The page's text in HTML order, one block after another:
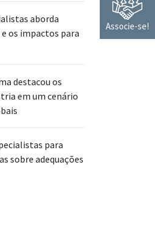
Associe-se!
aborda
os impactos para
destacou os
em um cenário
para
sobre adequações